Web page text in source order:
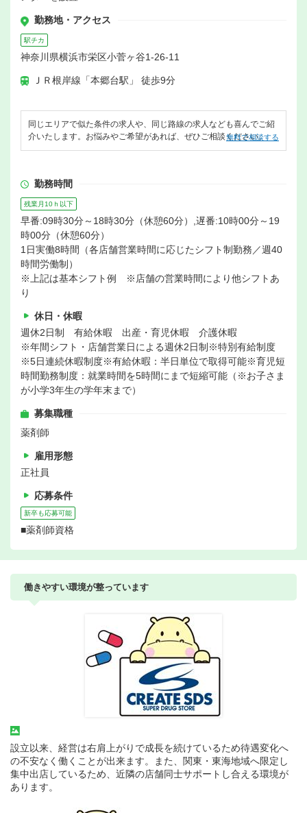
勤務地・アクセス
駅チカ
神奈川県横浜市栄区小菅ヶ谷1-26-11
ＪＲ根岸線「本郷台駅」 徒歩9分
同じエリアで似た条件の求人や、同じ路線の求人なども喜んでご紹
介いたします。お悩みやご希望があれば、ぜひご相談ください。
無料で相談する
勤務時間
残業月10ｈ以下
早番:09時30分～18時30分（休憩60分）,遅番:10時00分～19
時00分（休憩60分）
1日実働8時間（各店舗営業時間に応じたシフト制勤務／週40
時間労働制）
※上記は基本シフト例 ※店舗の営業時間により他シフトあ
り
休日・休暇
週休2日制 有給休暇 出産・育児休暇 介護休暇
※年間シフト・店舗営業日による週休2日制※特別有給制度
※5日連続休暇制度※有給休暇：半日単位で取得可能※育児短
時間勤務制度：就業時間を5時間にまで短縮可能（※お子さま
が小学3年生の学年末まで）
募集職種
薬剤師
雇用形態
正社員
応募条件
新卒も応募可能
■薬剤師資格
働きやすい環境が整っています
設立以来、経営は右肩上がりで成長を続けているため待遇変化へ
の不安なく働くことが出来ます。また、関東・東海地域へ限定し
集中出店しているため、近隣の店舗同士サポートし合える環境が
あります。